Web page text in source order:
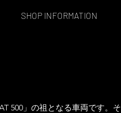
SHOP INFORMATION
500」の祖となる車両です